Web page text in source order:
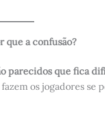
que a confusão?
parecidos que fica
os jogadores se